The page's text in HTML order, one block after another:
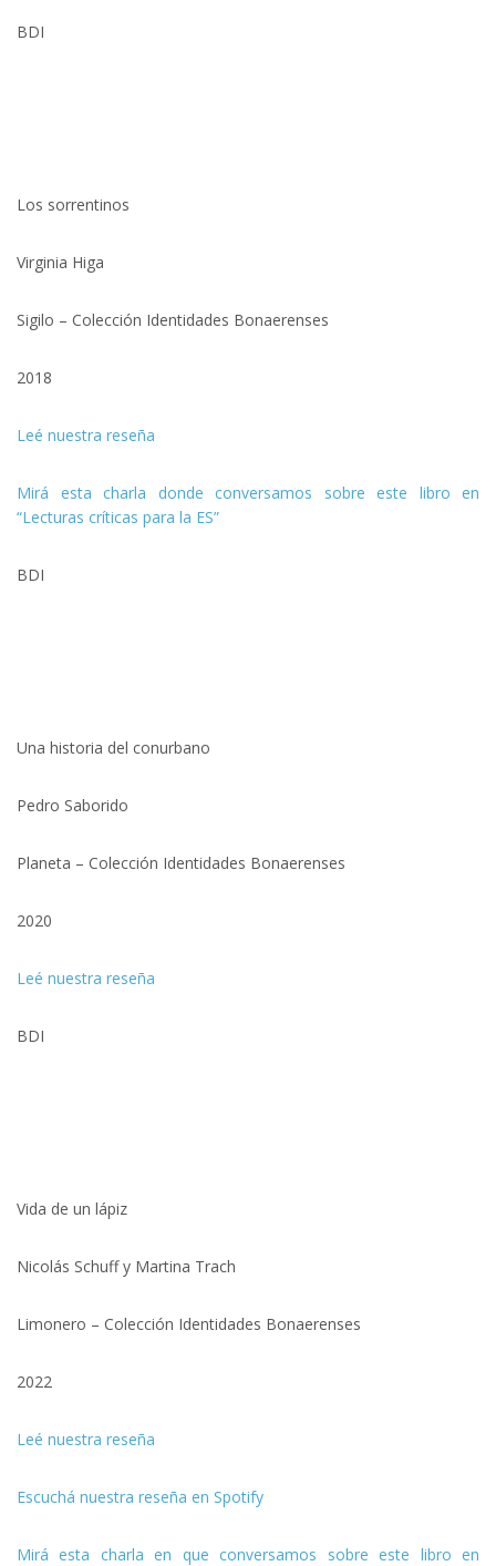
BDI
Los sorrentinos
Virginia Higa
Sigilo – Colección Identidades Bonaerenses
2018
Leé nuestra reseña
Mirá esta charla donde conversamos sobre este libro en
“Lecturas críticas para la ES”
BDI
Una historia del conurbano
Pedro Saborido
Planeta – Colección Identidades Bonaerenses
2020
Leé nuestra reseña
BDI
Vida de un lápiz
Nicolás Schuff y Martina Trach
Limonero – Colección Identidades Bonaerenses
2022
Leé nuestra reseña
Escuchá nuestra reseña en Spotify
Mirá esta charla en que conversamos sobre este libro en